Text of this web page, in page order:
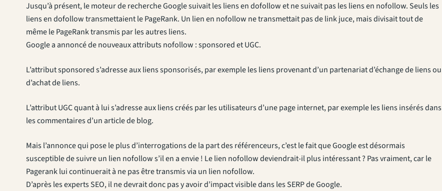
Jusqu’à présent, le moteur de recherche Google suivait les liens en dofollow et ne suivait pas les liens en nofollow. Seuls les
liens en dofollow transmettaient le PageRank. Un lien en nofollow ne transmettait pas de link juce, mais divisait tout de
même le PageRank transmis par les autres liens.
Google a annoncé de nouveaux attributs nofollow : sponsored et UGC.
L’attribut sponsored s’adresse aux liens sponsorisés, par exemple les liens provenant d’un partenariat d’échange de liens ou
d’achat de liens.
L’attribut UGC quant à lui s’adresse aux liens créés par les utilisateurs d’une page internet, par exemple les liens insérés dans
les commentaires d’un article de blog.
Mais l’annonce qui pose le plus d’interrogations de la part des référenceurs, c’est le fait que Google est désormais
susceptible de suivre un lien nofollow s’il en a envie ! Le lien nofollow deviendrait-il plus intéressant ? Pas vraiment, car le
Pagerank lui continuerait à ne pas être transmis via un lien nofollow.
D’après les experts SEO, il ne devrait donc pas y avoir d’impact visible dans les SERP de Google.